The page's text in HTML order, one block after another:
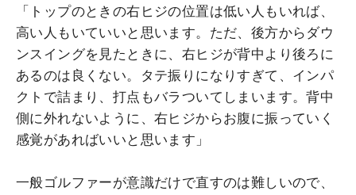
「トップのときの右ヒジの位置は低い人もいれば、
高い人もいていいと思います。ただ、後方からダウ
ンスイングを見たときに、右ヒジが背中より後ろに
あるのは良くない。タテ振りになりすぎて、インパ
クトで詰まり、打点もバラついてしまいます。背中
側に外れないように、右ヒジからお腹に振っていく
感覚があればいいと思います」
一般ゴルファーが意識だけで直すのは難しいので、